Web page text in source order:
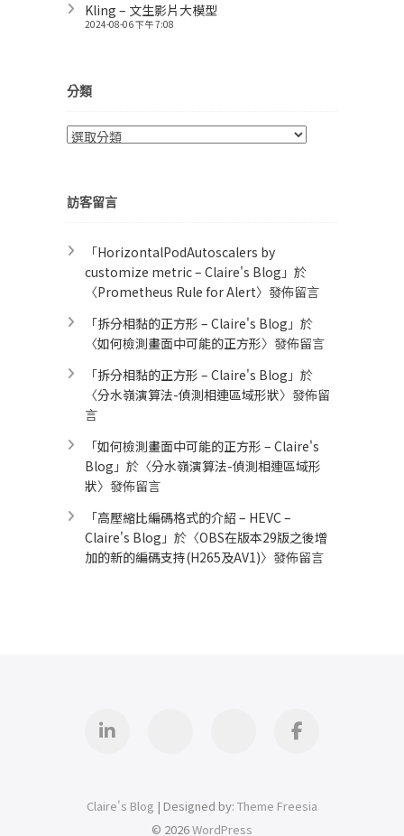
Kling – 文生影片大模型
2024-08-06 下午 7:08
分類
分
訪客留言
「HorizontalPodAutoscalers by
customize metric – Claire's Blog 」於
〈Prometheus Rule for Alert​〉發佈留言
「拆分相黏的正方形 – Claire's Blog 」於
〈如何檢測畫面中可能的正方形〉發佈留言
「拆分相黏的正方形 – Claire's Blog 」於
〈分水嶺演算法-偵測相連區域形狀〉發佈留
言
「如何檢測畫面中可能的正方形 – Claire's
Blog 」於〈分水嶺演算法-偵測相連區域形
狀〉發佈留言
「高壓縮比編碼格式的介紹 – HEVC –
Claire's Blog 」於〈OBS在版本29版之後增
加的新的編碼支持(H265及AV1)〉發佈留言
Linkedin iThomeFacebook
Claire's Blog | Designed by: Theme Freesia
© 2026WordPress